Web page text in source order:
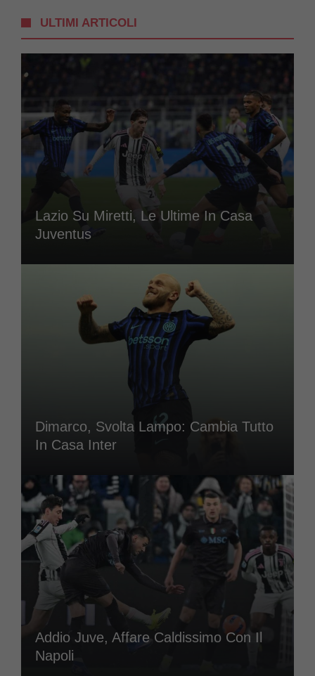
ULTIMI ARTICOLI
Lazio Su Miretti, Le Ultime In Casa
Juventus
Dimarco, Svolta Lampo: Cambia Tutto
In Casa Inter
Addio Juve, Affare Caldissimo Con Il
Napoli